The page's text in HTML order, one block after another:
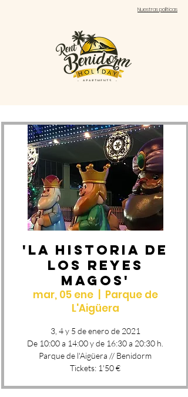
Nuestras políticas
'LA HISTORIA DE
LOS REYES
MAGOS'
mar, 05 ene
  |
Parque de
L'Aigüera
3, 4 y 5 de enero de 2021
De 10:00 a 14:00 y de 16:30 a 20:30 h.
Parque de l'Aigüera // Benidorm
Tickets: 1'50 €